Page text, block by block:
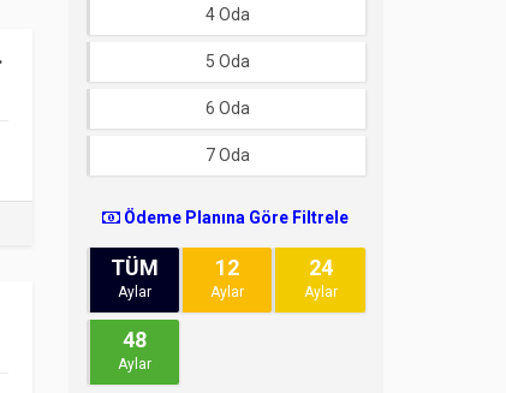
4 Oda
5 Oda
6 Oda
7 Oda
Ödeme Planına Göre Filtrele
TÜM
Aylar
12
Aylar
24
Aylar
48
Aylar